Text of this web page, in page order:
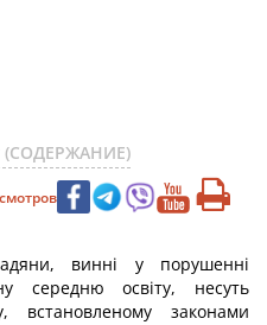
(СОДЕРЖАНИЕ)
винні у порушенні
середню освіту, несуть
встановленому законами